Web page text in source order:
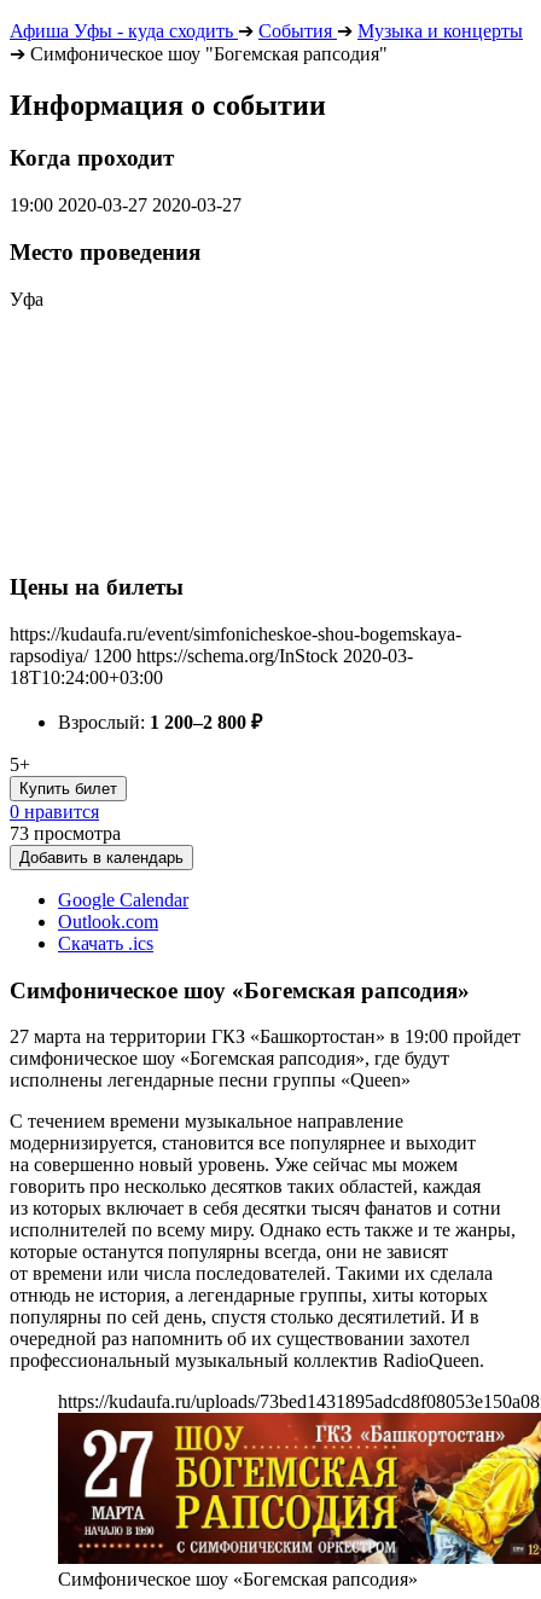
Афиша Уфы - куда сходить ➔ События ➔ Музыка и концерты
➔ Симфоническое шоу "Богемская рапсодия"
Информация о событии
Когда проходит
19:00 2020-03-27 2020-03-27
Место проведения
Уфа
Цены на билеты
https://kudaufa.ru/event/simfonicheskoe-shou-bogemskaya-
rapsodiya/ 1200 https://schema.org/InStock 2020-03-
18T10:24:00+03:00
Взрослый: 1 200–2 800 ₽
5+
Купить билет
0 нравится
73 просмотра
Добавить в календарь
Google Calendar
Outlook.com
Скачать .ics
Симфоническое шоу «Богемская рапсодия»
27 марта на территории ГКЗ «Башкортостан» в 19:00 пройдет
симфоническое шоу «Богемская рапсодия», где будут
исполнены легендарные песни группы «Queen»
С течением времени музыкальное направление
модернизируется, становится все популярнее и выходит
на совершенно новый уровень. Уже сейчас мы можем
говорить про несколько десятков таких областей, каждая
из которых включает в себя десятки тысяч фанатов и сотни
исполнителей по всему миру. Однако есть также и те жанры,
которые останутся популярны всегда, они не зависят
от времени или числа последователей. Такими их сделала
отнюдь не история, а легендарные группы, хиты которых
популярны по сей день, спустя столько десятилетий. И в
очередной раз напомнить об их существовании захотел
профессиональный музыкальный коллектив RadioQueen.
https://kudaufa.ru/uploads/
Симфоническое шоу «Богемская рапсодия»